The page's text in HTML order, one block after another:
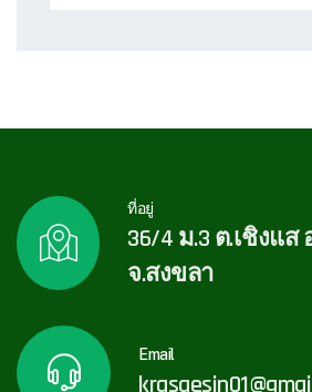
ที่อยู่
36/4 ม.3 ต.เชิงแส
จ.สงขลา
Email